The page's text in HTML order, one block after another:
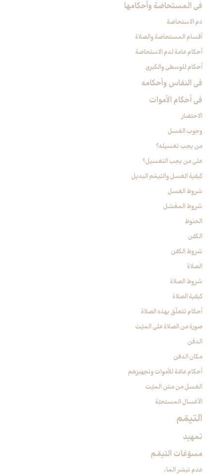
في المستحاضة وأحكامها
دم الاستحاضة
أقسام المستحاضة والصلاة
أحكام عامة لدم الاستحاضة
أحكام للوسطى والكبرى
في النفاس وأحكامه‏
في أحكام الأموات‏
الاحتضار
وجوب الغسل
من يجب تغسيله؟
على من يجب التغسيل؟
كيفية الغسل والتيمّم البديل
شروط الغسل
شروط المغَسّل
الحنوط
الكفن
شروط الكفن
الصلاة
شروط الصلاة
كيفية الصلاة
أحكام تتعلّق بهذه الصلاة
صورة من الصلاة على الميّت
الدفن
مكان الدفن
أحكام عامّة للأموات وتجهيزهم
الغسل من مسّ الميّت‏
الأغسال المستحبّة
التيمّم‏
تمهيد
مسوّغات التيمّم
عدم تيسّر الماء